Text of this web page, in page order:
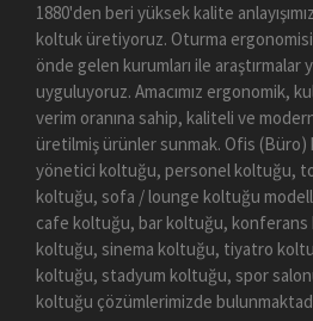
1880'den beri yüksek kalite
koltuk üretiyoruz. Oturma
önde gelen kurumları ile araştırmalar
uyguluyoruz. Amacımız ergonomik,
verim oranına sahip, kaliteli ve modern
üretilmiş ürünler sunmak. Ofis (Büro)
yönetici koltuğu, personel koltuğu,
koltuğu, sofa / lounge koltuğu
cafe koltuğu, bar koltuğu,
koltuğu, sinema koltuğu, tiyatro
koltuğu, stadyum koltuğu, spor
koltuğu çözümlerimizde